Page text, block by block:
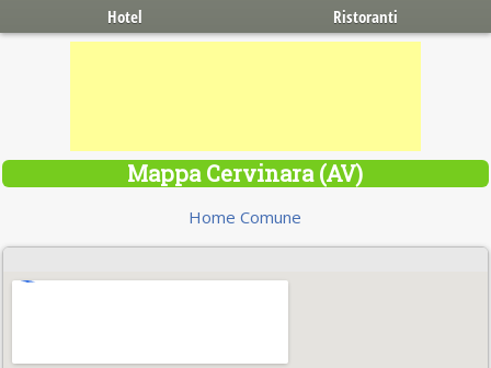
Hotel
Ristoranti
Mappa Cervinara (AV)
Home Comune